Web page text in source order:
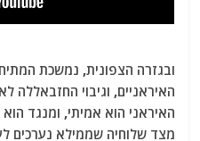
ובגזרה הצפונית, נמשכת
האיראניים, וגיבוי החזבאללה
האיראני הוא אמיתי, ומנגד
מצד שלוחיה שממילא נערכים